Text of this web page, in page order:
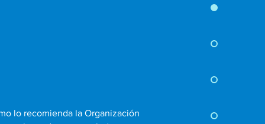
lo recomienda la Organización